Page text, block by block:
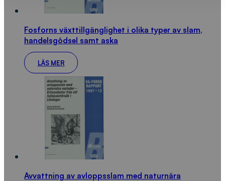
Fosforns växttillgänglighet i olika typer av slam,
handelsgödsel samt aska
LÄS MER
Avvattning av avloppsslam med naturnära